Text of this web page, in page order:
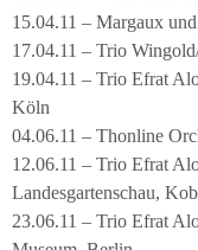
15.04.11 – Margaux
17.04.11 – Trio
19.04.11 – Trio Efrat
Köln
04.06.11 – Thonline
12.06.11 – Trio Efrat
Landesgartenschau,
23.06.11 – Trio Efrat